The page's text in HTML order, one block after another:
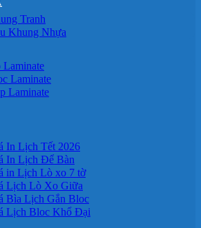
Tranh
Khung Nhựa
Laminate
Laminate
In Lịch Tết 2026
In Lịch Để Bàn
in Lịch Lò xo 7 tờ
Lịch Lò Xo Giữa
Bìa Lịch Gắn Bloc
Lịch Bloc Khổ Đại